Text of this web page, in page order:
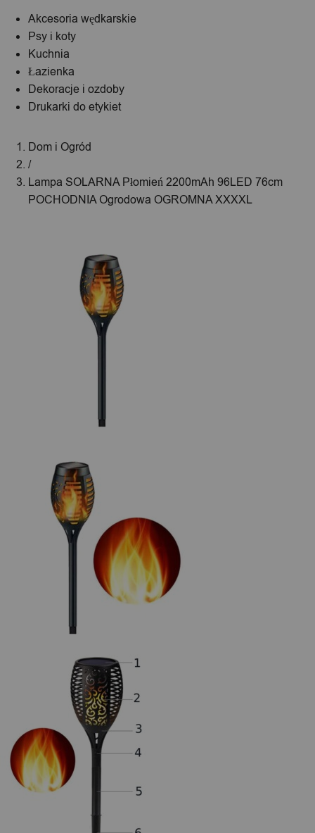
Akcesoria wędkarskie
Psy i koty
Kuchnia
Łazienka
Dekoracje i ozdoby
Drukarki do etykiet
Dom i Ogród
/
Lampa SOLARNA Płomień 2200mAh 96LED 76cm
POCHODNIA Ogrodowa OGROMNA XXXXL